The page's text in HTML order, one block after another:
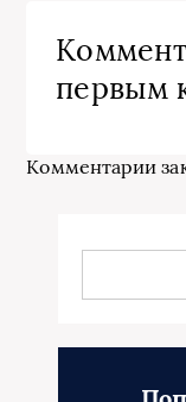
первым
Комментарии